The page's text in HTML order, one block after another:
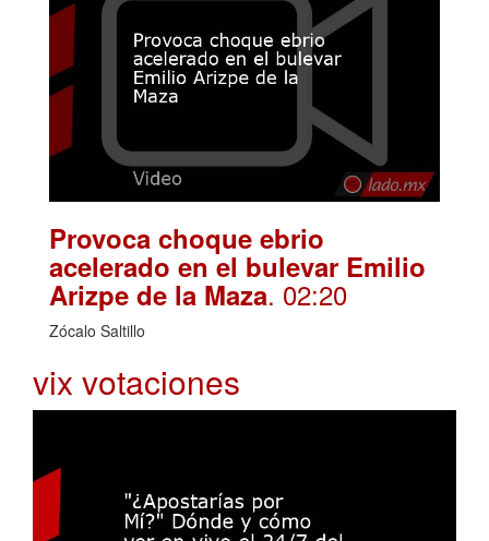
Provoca choque ebrio
acelerado en el bulevar Emilio
Arizpe de la Maza. 02:20
Zócalo Saltillo
vix votaciones